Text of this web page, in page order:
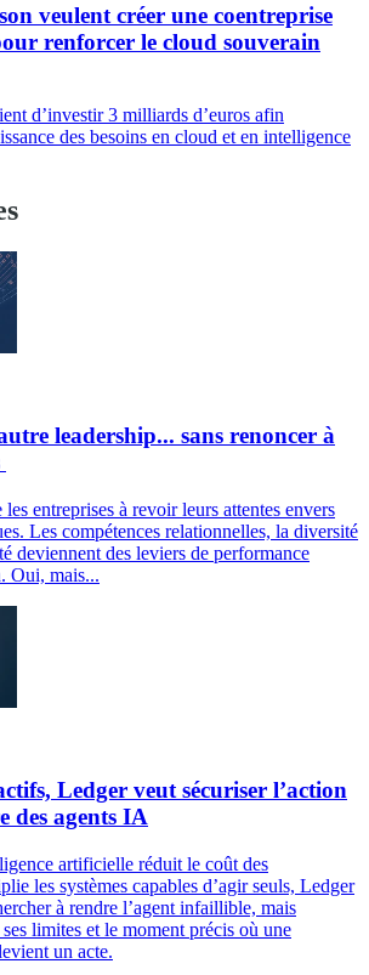
veulent créer une coentreprise
renforcer le cloud souverain
d’investir 3 milliards d’euros afin
des besoins en cloud et en intelligence
leadership... sans renoncer à
entreprises à revoir leurs attentes envers
Les compétences relationnelles, la diversité
deviennent des leviers de performance
Oui, mais...
Ledger veut sécuriser l’action
des agents IA
artificielle réduit le coût des
les systèmes capables d’agir seuls, Ledger
à rendre l’agent infaillible, mais
limites et le moment précis où une
un acte.